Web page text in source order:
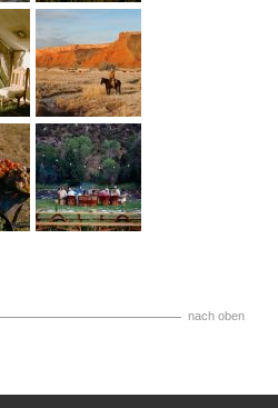
nach oben